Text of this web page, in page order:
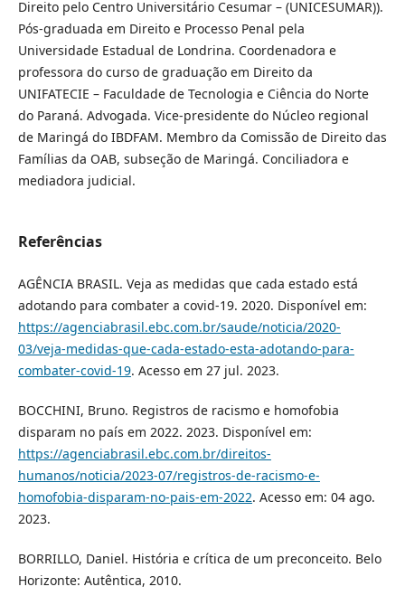
Direito pelo Centro Universitário Cesumar – (UNICESUMAR)).
Pós-graduada em Direito e Processo Penal pela
Universidade Estadual de Londrina. Coordenadora e
professora do curso de graduação em Direito da
UNIFATECIE – Faculdade de Tecnologia e Ciência do Norte
do Paraná. Advogada. Vice-presidente do Núcleo regional
de Maringá do IBDFAM. Membro da Comissão de Direito das
Famílias da OAB, subseção de Maringá. Conciliadora e
mediadora judicial.
Referências
AGÊNCIA BRASIL. Veja as medidas que cada estado está
adotando para combater a covid-19. 2020. Disponível em:
https://agenciabrasil.ebc.com.br/saude/noticia/2020-
03/veja-medidas-que-cada-estado-esta-adotando-para-
combater-covid-19. Acesso em 27 jul. 2023.
BOCCHINI, Bruno. Registros de racismo e homofobia
disparam no país em 2022. 2023. Disponível em:
https://agenciabrasil.ebc.com.br/direitos-
humanos/noticia/2023-07/registros-de-racismo-e-
homofobia-disparam-no-pais-em-2022. Acesso em: 04 ago.
2023.
BORRILLO, Daniel. História e crítica de um preconceito. Belo
Horizonte: Autêntica, 2010.